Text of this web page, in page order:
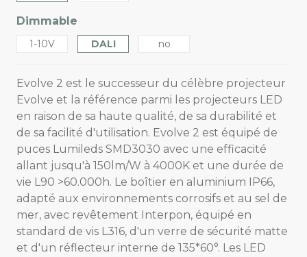
Dimmable
1-10V DALI no
Evolve 2 est le successeur du célèbre projecteur
Evolve et la référence parmi les projecteurs LED
en raison de sa haute qualité, de sa durabilité et
de sa facilité d'utilisation. Evolve 2 est équipé de
puces Lumileds SMD3030 avec une efficacité
allant jusqu'à 150lm/W à 4000K et une durée de
vie L90 >60.000h. Le boîtier en aluminium IP66,
adapté aux environnements corrosifs et au sel de
mer, avec revêtement Interpon, équipé en
standard de vis L316, d'un verre de sécurité matte
et d'un réflecteur interne de 135*60°. Les LED